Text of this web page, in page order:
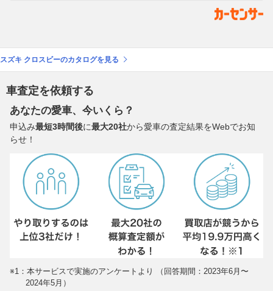
スズキ クロスビーのカタログを見る
車査定を依頼する
あなたの愛車、今いくら？
申込み最短3時間後に最大20社から愛車の査定結果をWebでお知
らせ！
※1：本サービスで実施のアンケートより （回答期間：2023年6月〜
2024年5月）